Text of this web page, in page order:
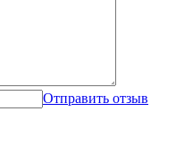
Отправить отзыв